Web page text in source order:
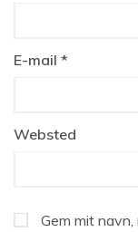
E-mail *
Websted
Gem mit